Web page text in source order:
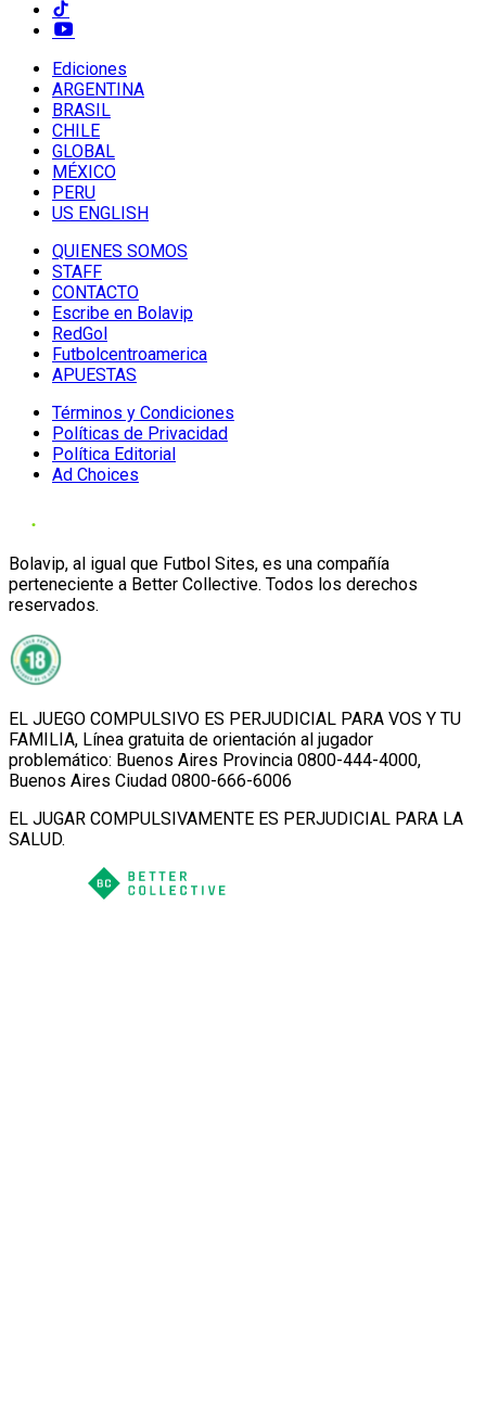
Ediciones
ARGENTINA
BRASIL
CHILE
GLOBAL
MÉXICO
PERU
US ENGLISH
QUIENES SOMOS
STAFF
CONTACTO
Escribe en Bolavip
RedGol
Futbolcentroamerica
APUESTAS
Términos y Condiciones
Políticas de Privacidad
Política Editorial
Ad Choices
Bolavip, al igual que Futbol Sites, es una compañía
perteneciente a Better Collective. Todos los derechos
reservados.
EL JUEGO COMPULSIVO ES PERJUDICIAL PARA VOS Y TU
FAMILIA, Línea gratuita de orientación al jugador
problemático: Buenos Aires Provincia 0800-444-4000,
Buenos Aires Ciudad 0800-666-6006
EL JUGAR COMPULSIVAMENTE ES PERJUDICIAL PARA LA
SALUD.